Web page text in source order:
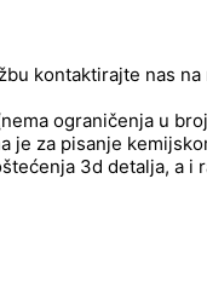
kontaktirajte nas na
ograničenja u
za pisanje
3d detalja, a i